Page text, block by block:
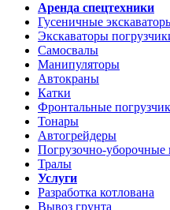
Аренда спецтехники
Гусеничные
Экскаваторы
Самосвалы
Манипуляторы
Автокраны
Катки
Фронтальные
Тонары
Автогрейдеры
Погрузочно-
Тралы
Услуги
Разработка котлована
Вывоз грунта